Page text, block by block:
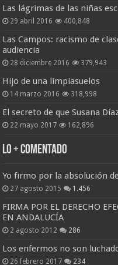
Las lágrimas de las niñas
29 abril 2016 400,848
Las Campos: racismo de
audiencia
28 diciembre 2016 379,943
Hijo de una limpiasuelos
14 marzo 2016 318,998
El secreto de que Susana
22 mayo 2017 162,896
Lo + Comentado
Yo firmo por la absolución
27 agosto 2015 1.456
FIRMA POR EL DERECHO
EN ANDALUCÍA
2 agosto 2012 286
Los enfermos no son
26 febrero 2017 234